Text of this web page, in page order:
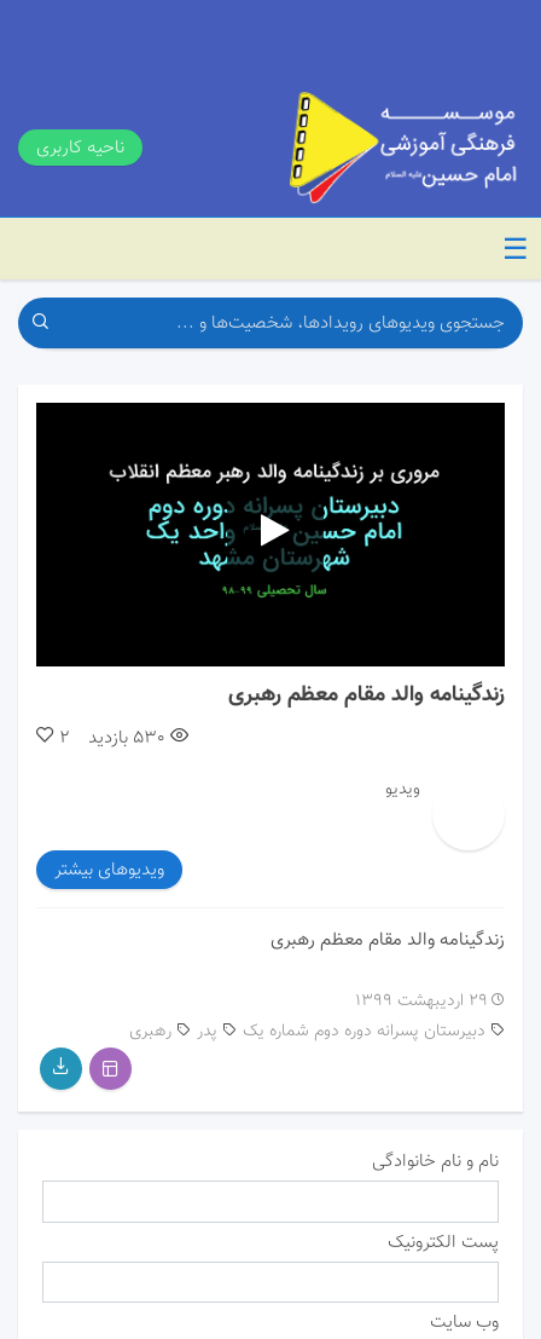
ناحیه کاربری
☰
زندگینامه والد مقام معظم رهبری
2 530 بازدید
ویدیو
ویدیوهای بیشتر
زندگینامه والد مقام معظم رهبری
۲۹ اردیبهشت ۱۳۹۹
پدر
دبیرستان پسرانه دوره دوم شماره یک رهبری
نام و نام خانوادگی
پست الکترونیک
وب سایت